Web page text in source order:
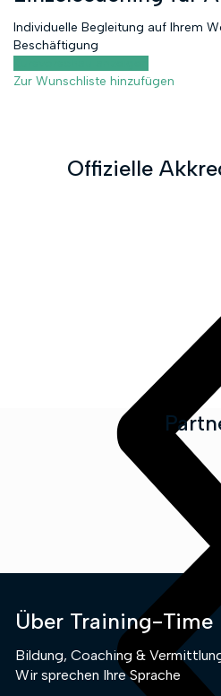
Individuelle Begleitung auf Ihrem
Beschäftigung
Zur Wunschliste hinzufügen
Offizielle
Über Training-Time
Bildung, Coaching &
Wir sprechen Ihre Sprache